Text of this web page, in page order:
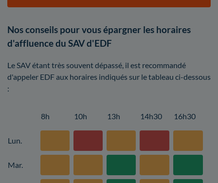
Nos conseils pour vous épargner les horaires
d'affluence du SAV d'EDF
Le SAV étant très souvent dépassé, il est recommandé
d'appeler EDF aux horaires indiqués sur le tableau ci-dessous
:
8h 10h 13h 14h30 16h30
Lun.
Mar.